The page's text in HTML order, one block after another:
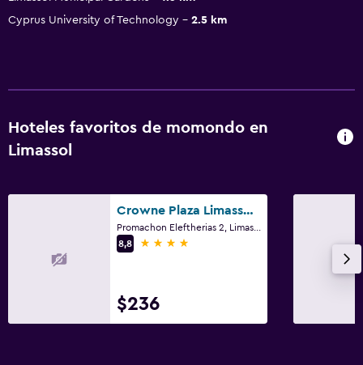
Cyprus University of Technology
2.5 km
Hoteles favoritos de momondo en
Limassol
Crowne Plaza Limassol By IHG
8,8
4 estrellas
$236